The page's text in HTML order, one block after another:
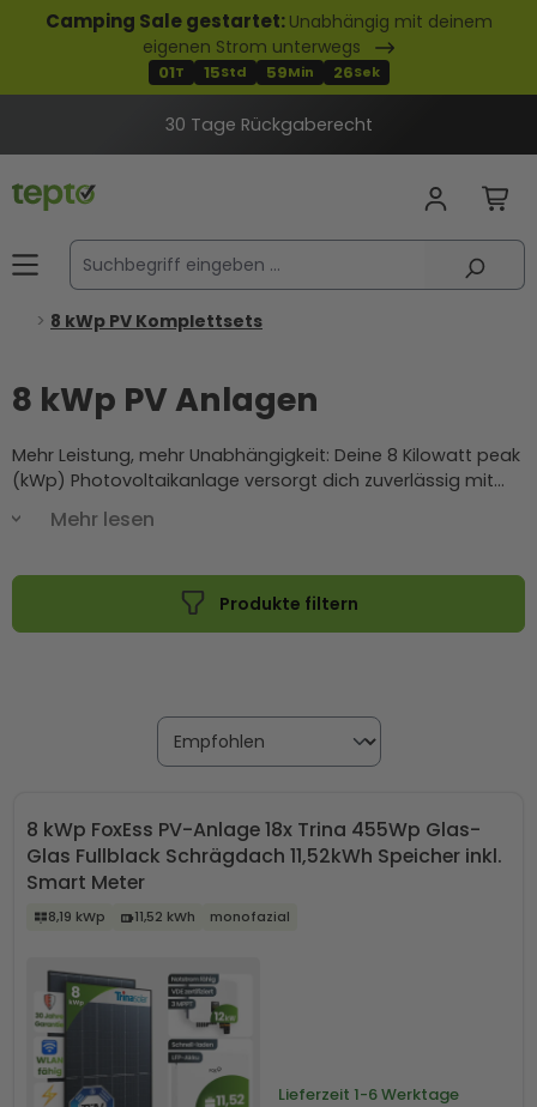
springen
Camping Sale gestartet: Unabhängig mit deinem
eigenen Strom unterwegs
01T 15Std 59Min 25Sek
30 Tage Rückgaberecht
8 kWp PV Komplettsets
8 kWp PV Anlagen
Mehr Leistung, mehr Unabhängigkeit: Deine 8 Kilowatt peak
(kWp) Photovoltaikanlage versorgt dich zuverlässig mit
Strom! Unsere 8 kWp Photovoltaikanlagen sind optimal auf
private und gewerbliche Anwendungen abgestimmt.
mache deine Energieversorgung zukunftssicher.
Mehr lesen
Produkte filtern
8 kWp FoxEss PV-Anlage 18x Trina 455Wp Glas-
Glas Fullblack Schrägdach 11,52kWh Speicher inkl.
Smart Meter
8,19 kWp 11,52 kWh monofazial
Lieferzeit 1-6 Werktage